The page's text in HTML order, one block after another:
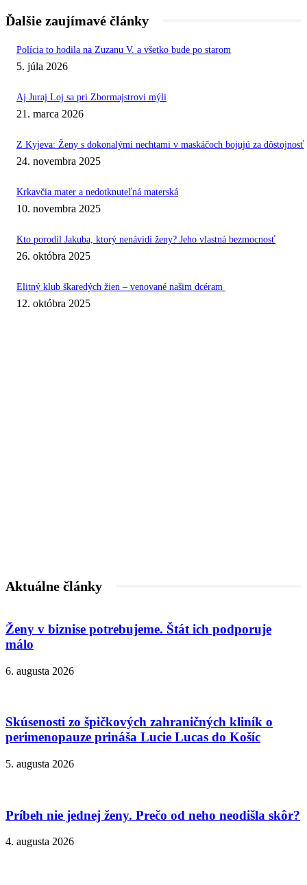
Ďalšie zaujímavé články
Polícia to hodila na Zuzanu V. a všetko bude po starom
5. júla 2026
Aj Juraj Loj sa pri Zbormajstrovi mýli
21. marca 2026
Z Kyjeva: Ženy s dokonalými nechtami v maskáčoch bojujú za dôstojnosť
24. novembra 2025
Krkavčia mater a nedotknuteľná materská
10. novembra 2025
Kto porodil Jakuba, ktorý nenávidí ženy? Jeho vlastná bezmocnosť
26. októbra 2025
Elitný klub škaredých žien – venované našim dcéram
12. októbra 2025
Aktuálne články
Ženy v biznise potrebujeme. Štát ich podporuje
málo
6. augusta 2026
Skúsenosti zo špičkových zahraničných kliník o
perimenopauze prináša Lucie Lucas do Košíc
5. augusta 2026
Príbeh nie jednej ženy. Prečo od neho neodišla skôr?
4. augusta 2026